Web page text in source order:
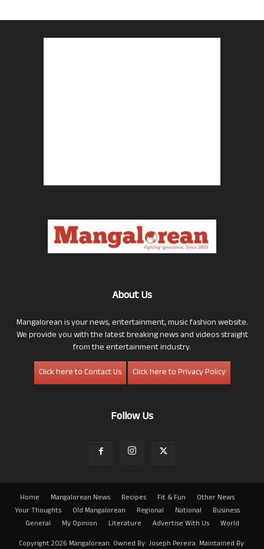
About Us
Mangalorean is your news, entertainment, music fashion website.
We provide you with the latest breaking news and videos straight
from the entertainment industry.
Click here to Contact Us
Click here to Privacy Policy
Follow Us
Home Mangalorean News Recipes Fit & Fun
Other News
Your Thoughts
Old Mangalorean Regional National
Business
General
My Opinion Literature Advertise With Us
World
Copyright 2026 Mangalorean. Owned By: Joseph Pereira. Maintained By: